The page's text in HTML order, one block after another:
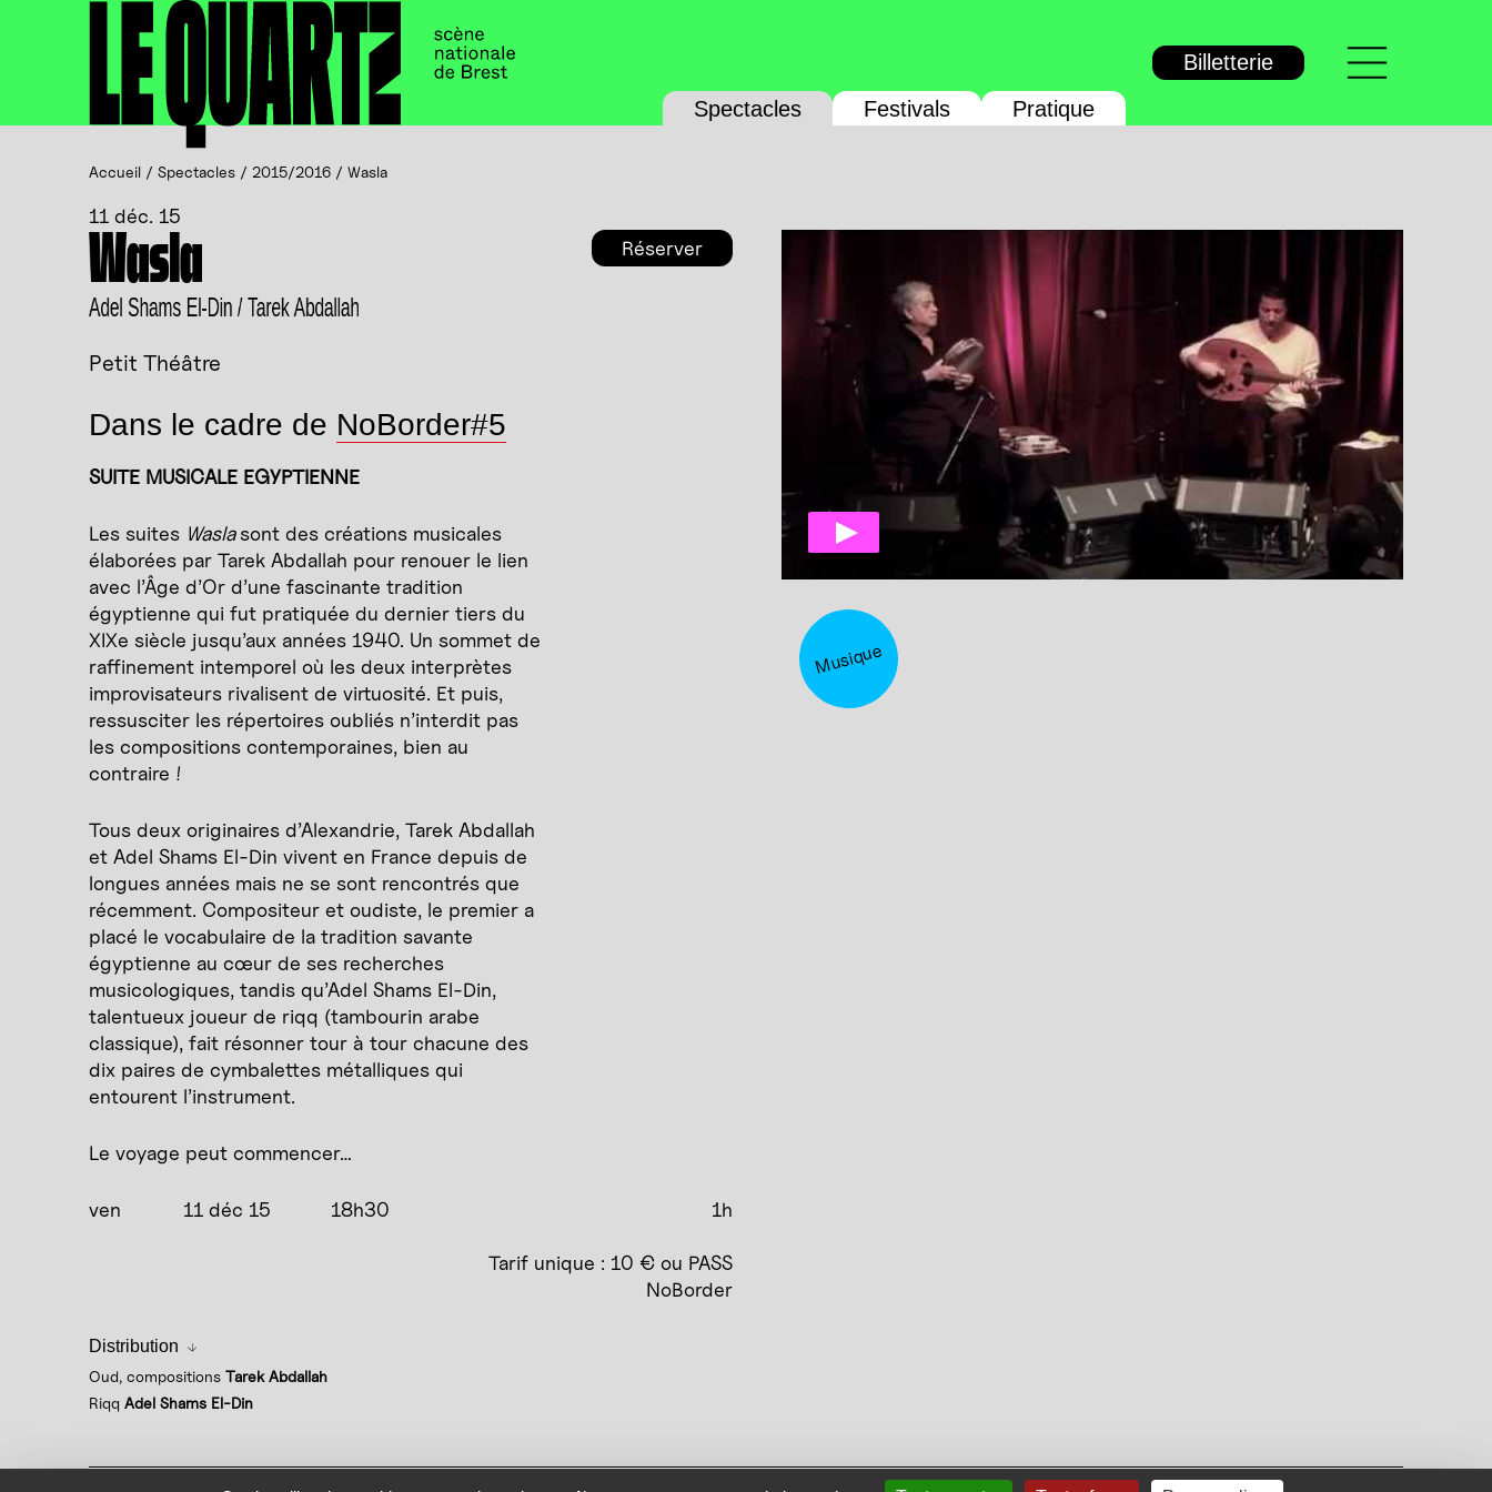
Panneau de gestion des cookies
Spectacles Festivals Pratique
Billetterie
Menu
Accueil / Spectacles / 2015/2016 / Wasla
11 déc. 15
Musique
Wasla
Adel Shams El-Din / Tarek Abdallah
Petit Théâtre
Dans le cadre de NoBorder#5
SUITE MUSICALE EGYPTIENNE
Les suites Waslasont des créations musicales
élaborées par Tarek Abdallah pour renouer le lien
avec l’Âge d’Or d’une fascinante tradition
égyptienne qui fut pratiquée du dernier tiers du
XIXe siècle jusqu’aux années 1940. Un sommet de
raffinement intemporel où les deux interprètes
improvisateurs rivalisent de virtuosité. Et puis,
ressusciter les répertoires oubliés n’interdit pas
les compositions contemporaines, bien au
contraire !
Tous deux originaires d’Alexandrie, Tarek Abdallah
et Adel Shams El-Din vivent en France depuis de
longues années mais ne se sont rencontrés que
récemment. Compositeur et oudiste, le premier a
placé le vocabulaire de la tradition savante
égyptienne au cœur de ses recherches
musicologiques, tandis qu’Adel Shams El-Din,
talentueux joueur de riqq (tambourin arabe
classique), fait résonner tour à tour chacune des
dix paires de cymbalettes métalliques qui
entourent l’instrument.
Le voyage peut commencer…
Réserver
ven 11 déc 15 18h30 1h
Tarif unique : 10 € ou PASS
NoBorder
Distribution
Oud, compositions Tarek Abdallah
Riqq Adel Shams El-Din